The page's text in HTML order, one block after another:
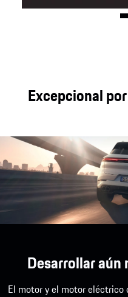
La potencia proviene
conjunto. En
litros alcanza una
rendimiento, que el
directamente a la
Excepcional
Desarrollar aún
El motor y el motor eléctrico